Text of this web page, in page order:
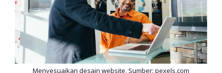
Menyesuaikan desain website, Sumber: pexels.com